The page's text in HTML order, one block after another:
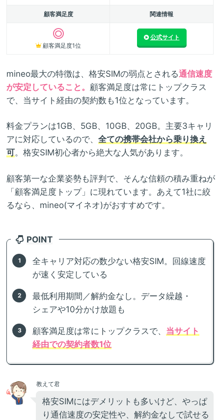
顧客満足度 関連情報
顧客満足度1位
公式サイト
mineo最大の特徴は、格安SIMの弱点とされる通信速度
が安定していること。 顧客満足度は常にトップクラス
で、当サイト経由の契約数も1位となっています。
料金プランは1GB、5GB、10GB、20GB。主要3キャリ
アに対応しているので、 全ての携帯会社から乗り換え
可。格安SIM初心者から絶大な人気があります。
顧客第一な企業姿勢も評判で、そんな信頼の積み重ねが
「顧客満足度トップ」に現れています。あえて1社に絞
るなら、mineo(マイネオ)がおすすめです。
POINT
全キャリア対応の数少ない格安SIM。回線速度
が速く安定している
最低利用期間／解約金なし。データ繰越・
シェアや10分かけ放題も
顧客満足度は常にトップクラスで、 当サイト
経由での契約者数1位
教えて君
格安SIMにはデメリットも多いけど、やっぱ
り通信速度の安定性や、解約金なしで試せる